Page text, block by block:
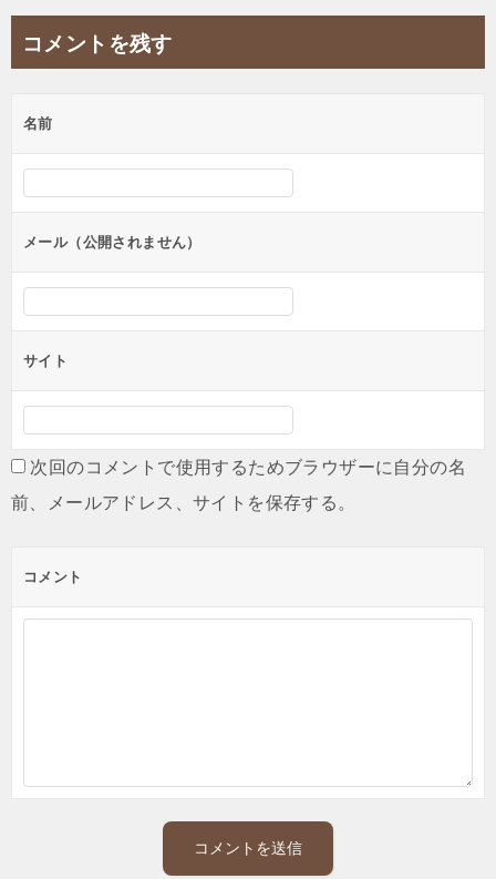
ビ
ー
シ
ン
コメントを残す
名前
メール（公開されません）
サイト
次回のコメントで使用するためブラウザーに自分の名
前、メールアドレス、サイトを保存する。
コメント